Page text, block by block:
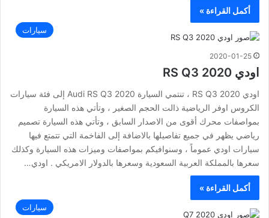
أكمل القراءة »
سيارات
2020-01-25
اودي RS Q3 2020
اودي RS Q3 2020 ، تنتمي السيارة Audi RS Q3 2020 إلى فئة سيارات
الكروس اوفر الرياضية ذالت الحجم الصغير ، وتأتي هذه السيارة
بمواصفات محرك أقوى من الاصدار السابق ، وتأتي هذه السيارة تصميم
رياضي يظهر في جميع تفاصيلها بالاضافة إلى الفاخمة التي تتمتع فيها
سيارات اودي عموماً ، وسنوافيكم بمواصفات وميزات هذه السيارة وكذلك
سعرها بالمملكة العربية السعودية وسعرها بالدولار الامريكي . اودي…
أكمل القراءة »
سيارات